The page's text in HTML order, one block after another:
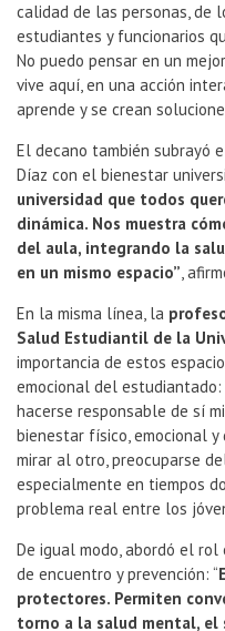
calidad de las personas, de
estudiantes y funcionarios
No puedo pensar en un
vive aquí, en una acción
aprende y se crean
El decano también subrayó
Díaz con el bienestar
universidad que todos
dinámica. Nos muestra
del aula, integrando la
en un mismo espacio”,
En la misma línea, la
Salud Estudiantil de la
importancia de estos
emocional del estudiantado:
hacerse responsable de sí
bienestar físico, emocional
mirar al otro, preocuparse
especialmente en tiempos
problema real entre los
De igual modo, abordó el
de encuentro y prevención: “
protectores. Permiten
torno a la salud mental, el